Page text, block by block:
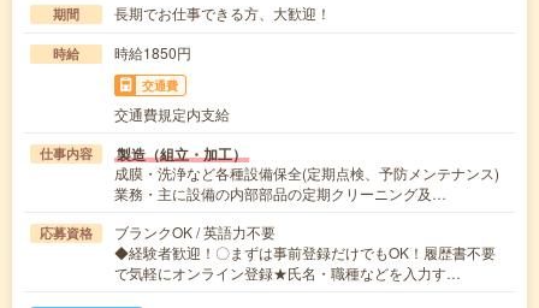
期間 長期でお仕事できる方、大歓迎！
時給 時給1850円
交通費
交通費規定内支給
仕事内容 製造（組立・加工）
成膜・洗浄など各種設備保全(定期点検、予防メンテナンス)
業務・主に設備の内部部品の定期クリーニング及…
応募資格
ブランクOK / 英語力不要
◆経験者歓迎！〇まずは事前登録だけでもOK！履歴書不要
で気軽にオンライン登録★氏名・職種などを入力す…